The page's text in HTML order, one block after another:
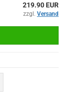
219.90 EUR
zzgl. Versand